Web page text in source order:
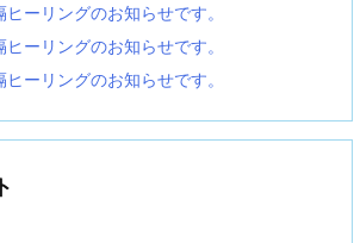
ーリングのお知らせです。
ーリングのお知らせです。
ーリングのお知らせです。